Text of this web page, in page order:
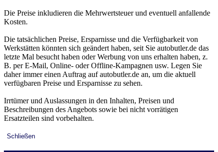
Die Preise inkludieren die Mehrwertsteuer und eventuell anfallende
Kosten.
Die tatsächlichen Preise, Ersparnisse und die Verfügbarkeit von
Werkstätten könnten sich geändert haben, seit Sie autobutler.de das
letzte Mal besucht haben oder Werbung von uns erhalten haben, z.
B. per E-Mail, Online- oder Offline-Kampagnen usw. Legen Sie
daher immer einen Auftrag auf autobutler.de an, um die aktuell
verfügbaren Preise und Ersparnisse zu sehen.
Irrtümer und Auslassungen in den Inhalten, Preisen und
Beschreibungen des Angebots sowie bei nicht vorrätigen
Ersatzteilen sind vorbehalten.
Schließen